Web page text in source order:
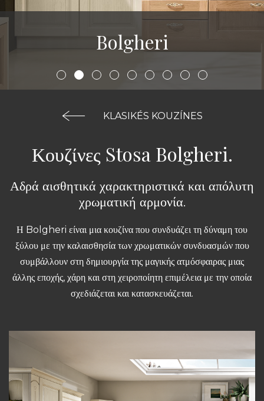
Bolgheri
KLASIKÉS KOUZÍNES
Κουζίνες Stosa Bolgheri.
Αδρά αισθητικά χαρακτηριστικά και απόλυτη
χρωματική αρμονία.
Η Bolgheri είναι μια κουζίνα που συνδυάζει τη δύναμη του
ξύλου με την καλαισθησία των χρωματικών συνδυασμών που
συμβάλλουν στη δημιουργία της μαγικής ατμόσφαιρας μιας
άλλης εποχής, χάρη και στη χειροποίητη επιμέλεια με την οποία
σχεδιάζεται και κατασκευάζεται.